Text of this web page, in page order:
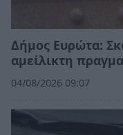
Δήμος Ευρώτα:
αμείλικτη
04/08/2026 09:07